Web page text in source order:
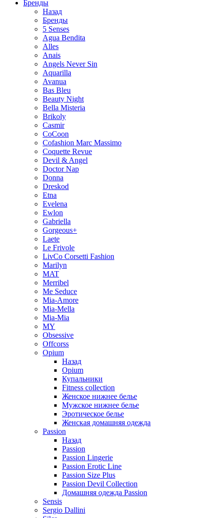
Бренды
Назад
Бренды
5 Senses
Agua Bendita
Alles
Anais
Angels Never Sin
Aquarilla
Avanua
Bas Bleu
Beauty Night
Bella Misteria
Brikoly
Casmir
CoCoon
Cofashion Marc Massimo
Coquette Revue
Devil & Angel
Doctor Nap
Donna
Dreskod
Etna
Evelena
Ewlon
Gabriella
Gorgeous+
Laete
Le Frivole
LivCo Corsetti Fashion
Marilyn
MAT
Merribel
Me Seduce
Mia-Amore
Mia-Mella
Mia-Mia
MY
Obsessive
Offcorss
Opium
Назад
Opium
Купальники
Fitness collection
Женское нижнее белье
Мужское нижнее белье
Эротическое белье
Женская домашняя одежда
Passion
Назад
Passion
Passion Lingerie
Passion Erotic Line
Passion Size Plus
Passion Devil Collection
Домашняя одежда Passion
Sensis
Sergio Dallini